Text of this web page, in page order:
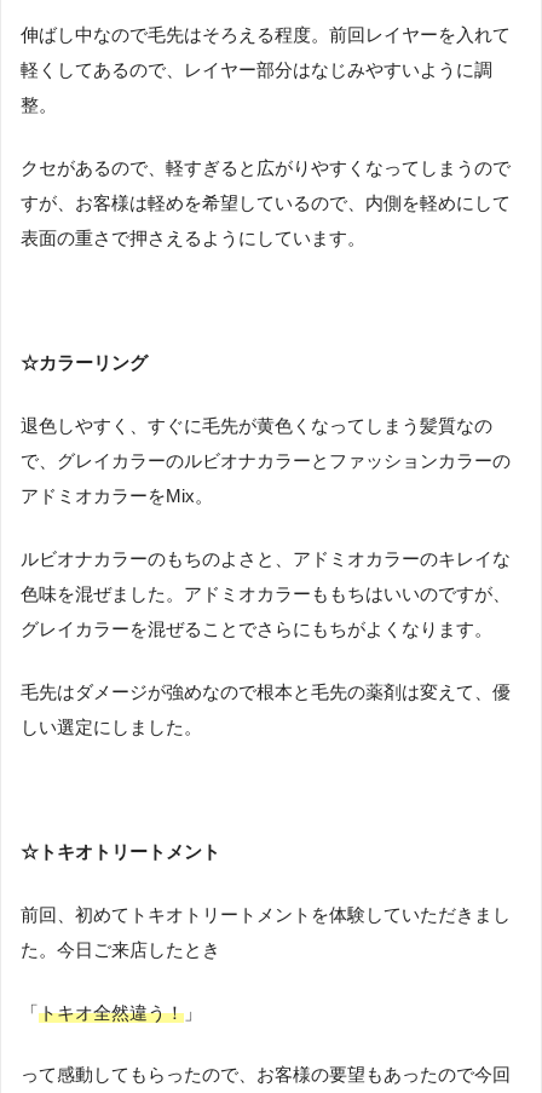
伸ばし中なので毛先はそろえる程度。前回レイヤーを入れて
軽くしてあるので、レイヤー部分はなじみやすいように調
整。
クセがあるので、軽すぎると広がりやすくなってしまうので
すが、お客様は軽めを希望しているので、内側を軽めにして
表面の重さで押さえるようにしています。
☆カラーリング
退色しやすく、すぐに毛先が黄色くなってしまう髪質なの
で、グレイカラーのルビオナカラーとファッションカラーの
アドミオカラーをMix。
ルビオナカラーのもちのよさと、アドミオカラーのキレイな
色味を混ぜました。アドミオカラーももちはいいのですが、
グレイカラーを混ぜることでさらにもちがよくなります。
毛先はダメージが強めなので根本と毛先の薬剤は変えて、優
しい選定にしました。
☆トキオトリートメント
前回、初めてトキオトリートメントを体験していただきまし
た。今日ご来店したとき
「トキオ全然違う！ 」
って感動してもらったので、お客様の要望もあったので今回